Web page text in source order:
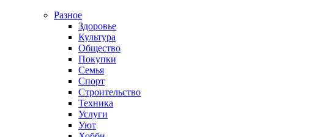
Разное
Здоровье
Культура
Общество
Покупки
Семья
Спорт
Строительство
Техника
Услуги
Уют